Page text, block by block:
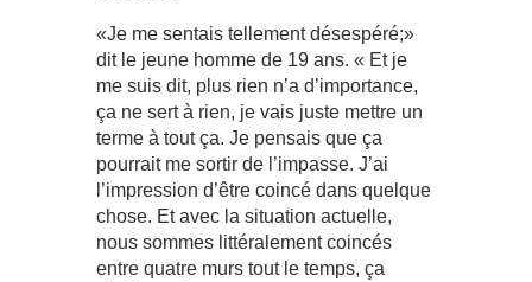
«Je me sentais tellement désespéré;»
dit le jeune homme de 19 ans. « Et je
me suis dit, plus rien n’a d’importance,
ça ne sert à rien, je vais juste mettre un
terme à tout ça. Je pensais que ça
pourrait me sortir de l’impasse. J’ai
l’impression d’être coincé dans quelque
chose. Et avec la situation actuelle,
nous sommes littéralement coincés
entre quatre murs tout le temps, ça